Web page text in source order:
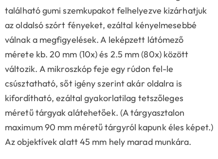
található gumi szemkupakot felhelyezve kizárhatjuk
az oldalsó szórt fényeket, ezáltal kényelmesebbé
válnak a megfigyelések. A leképzett látómező
mérete kb. 20 mm (10x) és 2.5 mm (80x) között
változik. A mikroszkóp feje egy rúdon fel-le
csúsztatható, sőt igény szerint akár oldalra is
kifordítható, ezáltal gyakorlatilag tetszőleges
méretű tárgyak alátehetőek. (A tárgyasztalon
maximum 90 mm méretű tárgyról kapunk éles képet.)
Az objektívek alatt 45 mm hely marad munkára.